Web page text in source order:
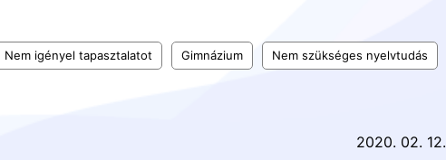
Nem igényel tapasztalatot Gimnázium Nem szükséges nyelvtudás
2020. 02. 12.